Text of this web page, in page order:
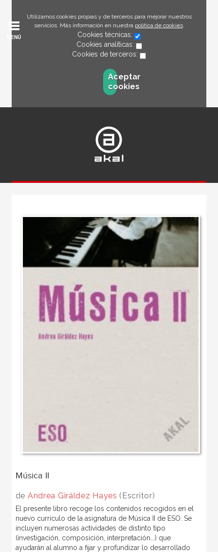
Utilizamos cookies propias y de terceros para mejorar nuestros
servicios. Más información en nuestra política de cookies.
Cookies técnicas:
Cookies analíticas:
Cookies de terceros:
Aceptar
cookies
MENÚ
Música II
de Andrea Giráldez Hayes (Escritor)
El presente libro recoge los contenidos recogidos en el
nuevo currículo de la asignatura de Música II de ESO. Se
incluyen numerosas actividades de distinto tipo
(investigación, composición, interpretación...) que
ayudarán al alumno a fijar y profundizar lo desarrollado